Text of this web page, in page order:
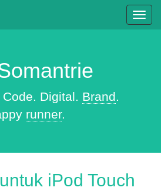
Code. Digital. Brand.
runner.
iPod Touch